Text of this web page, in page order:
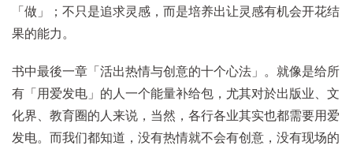
「做」；不只是追求灵感，而是培养出让灵感有机会开花结
果的能力。
书中最後一章「活出热情与创意的十个心法」。就像是给所
有「用爱发电」的人一个能量补给包，尤其对於出版业、文
化界、教育圈的人来说，当然，各行各业其实也都需要用爱
发电。而我们都知道，没有热情就不会有创意，没有现场的